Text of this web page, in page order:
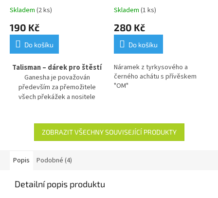
výška 5 cm
Skladem (2 ks)
190 Kč
Do košíku
Talisman – dárek pro štěstí
Ganesha jepovažován
především za přemožitele
všech překážek a nositele
Vaše blízké. Ganeshaje bohatý
na symboliku a může být i Vaším
začátcích.
MALA, tyrkysový a černý
achát, OM
Skladem (1 ks)
280 Kč
Do košíku
Náramek z tyrkysového a
černého achátu s přívěskem
"OM"
ZOBRAZIT VŠECHNY SOUVISEJÍCÍ PRODUKTY
Popis Podobné (4)
Detailní popis produktu